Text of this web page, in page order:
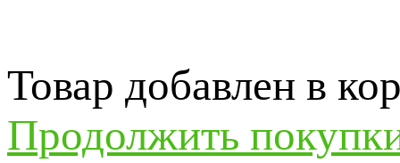
Товар добавлен в
Продолжить